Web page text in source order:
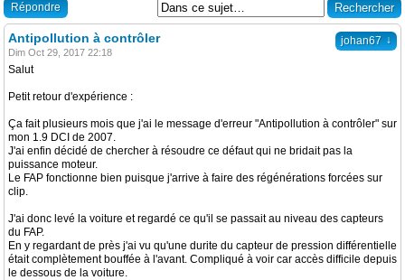
Répondre
johan67 ↓
Antipollution à contrôler
Dim Oct 29, 2017 22:18
Salut
Petit retour d'expérience :
Ça fait plusieurs mois que j'ai le message d'erreur "Antipollution à contrôler" sur
mon 1.9 DCI de 2007.
J'ai enfin décidé de chercher à résoudre ce défaut qui ne bridait pas la
puissance moteur.
Le FAP fonctionne bien puisque j'arrive à faire des régénérations forcées sur
clip.
J'ai donc levé la voiture et regardé ce qu'il se passait au niveau des capteurs
du FAP.
En y regardant de près j'ai vu qu'une durite du capteur de pression différentielle
était complètement bouffée à l'avant. Compliqué à voir car accès difficile depuis
le dessous de la voiture.